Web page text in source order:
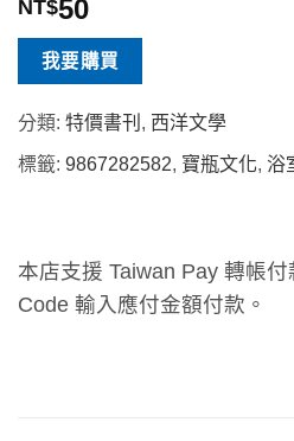
NT$50
我要購買
分類: 特價書刊 , 西洋文學
標籤: 9867282582, 寶瓶文化, 浴
本店支援 Taiwan Pay 轉帳
Code 輸入應付金額付款。